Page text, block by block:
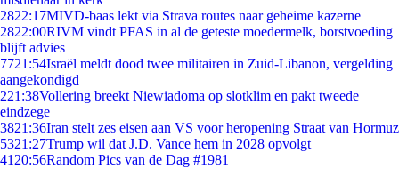
2822:17MIVD-baas lekt via Strava routes naar geheime kazerne
2822:00RIVM vindt PFAS in al de geteste moedermelk, borstvoeding
blijft advies
7721:54Israël meldt dood twee militairen in Zuid-Libanon, vergelding
aangekondigd
221:38Vollering breekt Niewiadoma op slotklim en pakt tweede
eindzege
3821:36Iran stelt zes eisen aan VS voor heropening Straat van Hormuz
5321:27Trump wil dat J.D. Vance hem in 2028 opvolgt
41 20:56Random Pics van de Dag #1981